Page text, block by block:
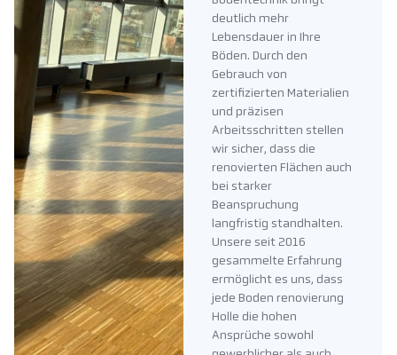
deutlich mehr
Lebensdauer in Ihre
Böden. Durch den
Gebrauch von
zertifizierten Materialien
und präzisen
Arbeitsschritten stellen
wir sicher, dass die
renovierten Flächen auch
bei starker
Beanspruchung
langfristig standhalten.
Unsere seit 2016
gesammelte Erfahrung
ermöglicht es uns, dass
jede Boden renovierung
Holle die hohen
Ansprüche sowohl